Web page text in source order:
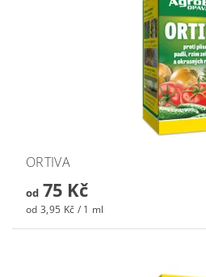
ORTIVA
od75 Kč
od 3,95 Kč / 1 ml